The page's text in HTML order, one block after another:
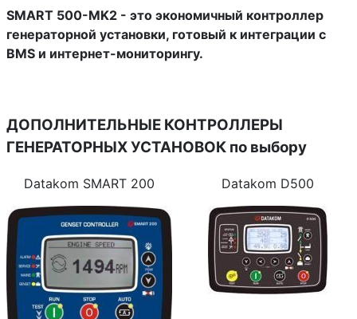
SMART 500-MK2 - это экономичный контроллер
генераторной установки, готовый к интеграции с
BMS и интернет-мониторингу.
ДОПОЛНИТЕЛЬНЫЕ КОНТРОЛЛЕРЫ
ГЕНЕРАТОРНЫХ УСТАНОВОК по выбору
Datakom SMART 200 Datakom D500